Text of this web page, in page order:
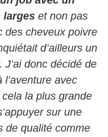
larges et non pas
des cheveux poivre
d’ailleurs un
donc décidé de
l’aventure avec
la plus grande
sur une
de qualité comme